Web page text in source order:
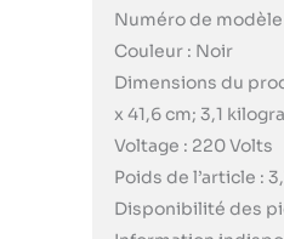
Numéro de modèle
Couleur : Noir
Dimensions du
x 41,6 cm; 3,1
Voltage : 220 Volts
Poids de l’article :
Disponibilité des